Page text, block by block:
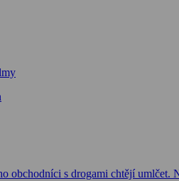
obchodníci s drogami chtějí umlčet.